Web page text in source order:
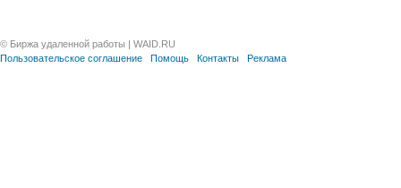
© Биржа удаленной работы | WAID.RU
Пользовательское соглашение
Помощь Контакты Реклама